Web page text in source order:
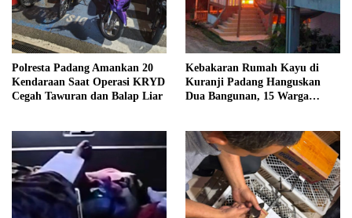
Polresta Padang Amankan 20
Kendaraan Saat Operasi KRYD
Cegah Tawuran dan Balap Liar
Kebakaran Rumah Kayu di
Kuranji Padang Hanguskan
Dua Bangunan, 15 Warga